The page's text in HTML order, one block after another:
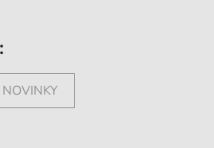
NOVINKY